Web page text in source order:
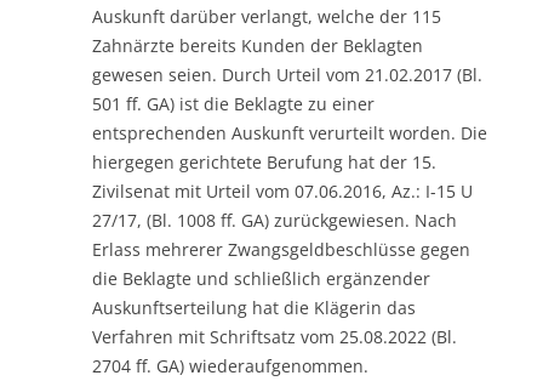
Auskunft darüber verlangt, welche der 115
Zahnärzte bereits Kunden der Beklagten
gewesen seien. Durch Urteil vom 21.02.2017 (Bl.
501 ff. GA) ist die Beklagte zu einer
entsprechenden Auskunft verurteilt worden. Die
hiergegen gerichtete Berufung hat der 15.
Zivilsenat mit Urteil vom 07.06.2016, Az.: I-15 U
27/17, (Bl. 1008 ff. GA) zurückgewiesen. Nach
Erlass mehrerer Zwangsgeldbeschlüsse gegen
die Beklagte und schließlich ergänzender
Auskunftserteilung hat die Klägerin das
Verfahren mit Schriftsatz vom 25.08.2022 (Bl.
2704 ff. GA) wiederaufgenommen.